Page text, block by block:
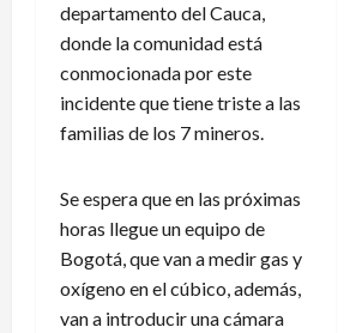
departamento del Cauca,
donde la comunidad está
conmocionada por este
incidente que tiene triste a las
familias de los 7 mineros.
Se espera que en las próximas
horas llegue un equipo de
Bogotá, que van a medir gas y
oxígeno en el cúbico, además,
van a introducir una cámara